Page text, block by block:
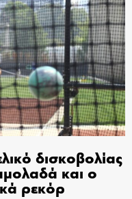
δισκοβολίας
και ο
ρεκόρ